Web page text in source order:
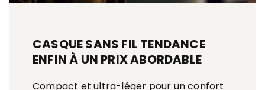
CASQUE SANS FIL TENDANCE
ENFIN À UN PRIX ABORDABLE
Compact et ultra-léger pour un confort